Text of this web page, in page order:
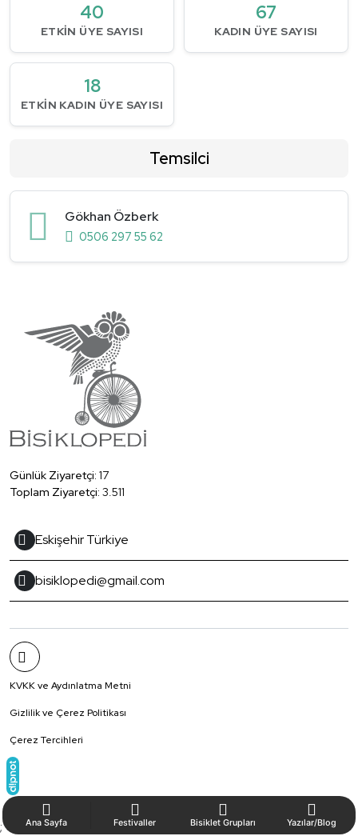
40
ETKIN ÜYE SAYISI
67
KADIN ÜYE SAYISI
18
ETKIN KADIN ÜYE SAYISI
Temsilci
Gökhan Özberk
0506 297 55 62
Günlük Ziyaretçi: 17
Toplam Ziyaretçi: 3.511
Eskişehir Türkiye
bisiklopedi@gmail.com
KVKK ve Aydınlatma Metni
Gizlilik ve Çerez Politikası
Çerez Tercihleri
Ana Sayfa Festivaller Bisiklet Grupları Yazılar/Blog
;